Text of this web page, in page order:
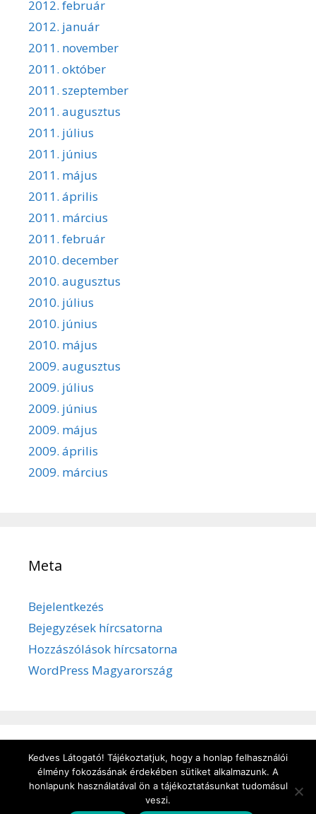
2012. február
2012. január
2011. november
2011. október
2011. szeptember
2011. augusztus
2011. július
2011. június
2011. május
2011. április
2011. március
2011. február
2010. december
2010. augusztus
2010. július
2010. június
2010. május
2009. augusztus
2009. július
2009. június
2009. május
2009. április
2009. március
Meta
Bejelentkezés
Bejegyzések hírcsatorna
Hozzászólások hírcsatorna
WordPress Magyarország
Adatvédelem /Süti kezelése/Impresszum
Kedves Látogató! Tájékoztatjuk, hogy a honlap felhasználói
élmény fokozásának érdekében sütiket alkalmazunk. A
honlapunk használatával ön a tájékoztatásunkat tudomásul
veszi.